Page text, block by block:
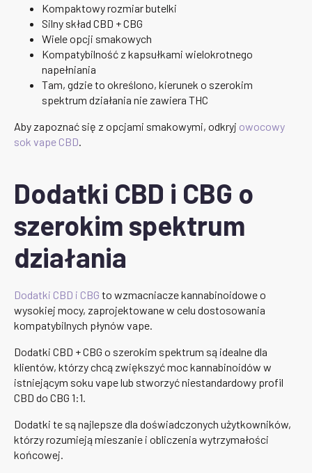
Kompaktowy rozmiar butelki
Silny skład CBD + CBG
Wiele opcji smakowych
Kompatybilność z kapsułkami wielokrotnego
napełniania
Tam, gdzie to określono, kierunek o szerokim
spektrum działania nie zawiera THC
Aby zapoznać się z opcjami smakowymi, odkryj owocowy
sok vape CBD.
Dodatki CBD i CBG o
szerokim spektrum
działania
Dodatki CBD i CBG to wzmacniacze kannabinoidowe o
wysokiej mocy, zaprojektowane w celu dostosowania
kompatybilnych płynów vape.
Dodatki CBD + CBG o szerokim spektrum są idealne dla
klientów, którzy chcą zwiększyć moc kannabinoidów w
istniejącym soku vape lub stworzyć niestandardowy profil
CBD do CBG 1:1.
Dodatki te są najlepsze dla doświadczonych użytkowników,
którzy rozumieją mieszanie i obliczenia wytrzymałości
końcowej.